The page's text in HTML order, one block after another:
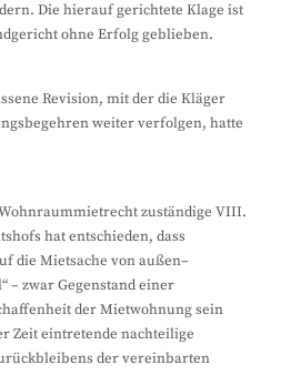
Die hierauf gerichtete Klage ist
ohne Erfolg geblieben.
Revision, mit der die Kläger
weiter verfolgen, hatte
zuständige VIII.
hat entschieden, dass
die Mietsache von außen–
– zwar Gegenstand einer
der Mietwohnung sein
Zeit eintretende nachteilige
der vereinbarten